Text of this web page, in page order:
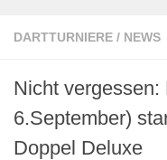
DARTTURNIERE / NEWS
Nicht vergessen:
6.September)
Doppel Deluxe